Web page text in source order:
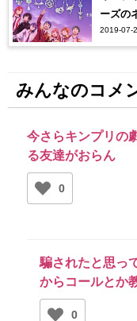
ーズの
2019-07-
みんなのコメ
今さらキンプリの
る友達がおらん
0
騙されたと思っ
からコールとか
0